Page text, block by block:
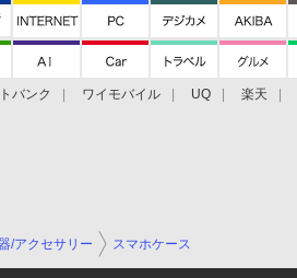
バンク ワイモバイル UQ 楽天
/アクセサリー スマホケース